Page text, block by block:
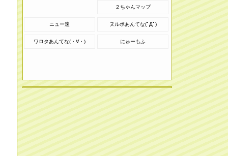
２ちゃんマップ
ニュー速 ヌルポあんてな(ﾟДﾟ)
ワロタあんてな(・∀・) にゅーもふ